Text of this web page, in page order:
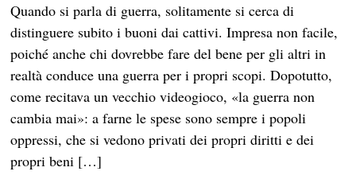
Quando si parla di guerra, solitamente si cerca di
distinguere subito i buoni dai cattivi. Impresa non facile,
poiché anche chi dovrebbe fare del bene per gli altri in
realtà conduce una guerra per i propri scopi. Dopotutto,
come recitava un vecchio videogioco, «la guerra non
cambia mai»: a farne le spese sono sempre i popoli
oppressi, che si vedono privati dei propri diritti e dei
propri beni […]